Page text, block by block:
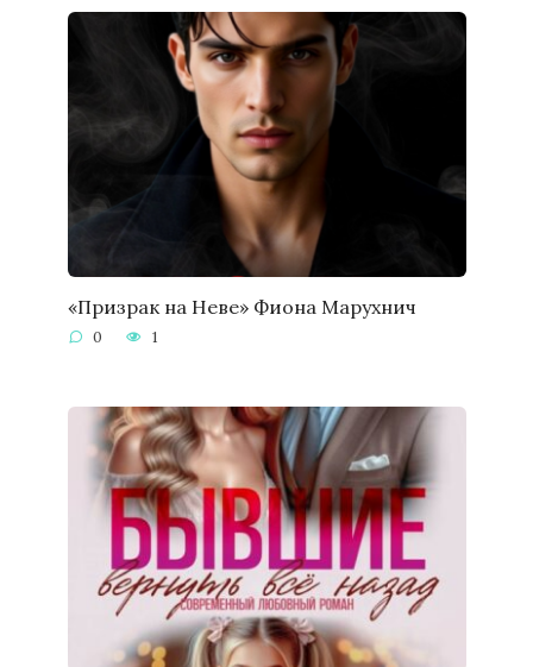
«Призрак на Неве» Фиона Марухнич
0 1